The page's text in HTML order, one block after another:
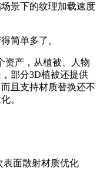
场景下的纹理加载速度
单多了。
，从植被、人物
，部分3D植被还提供
而且支持材质替换还不
。
表面散射材质优化